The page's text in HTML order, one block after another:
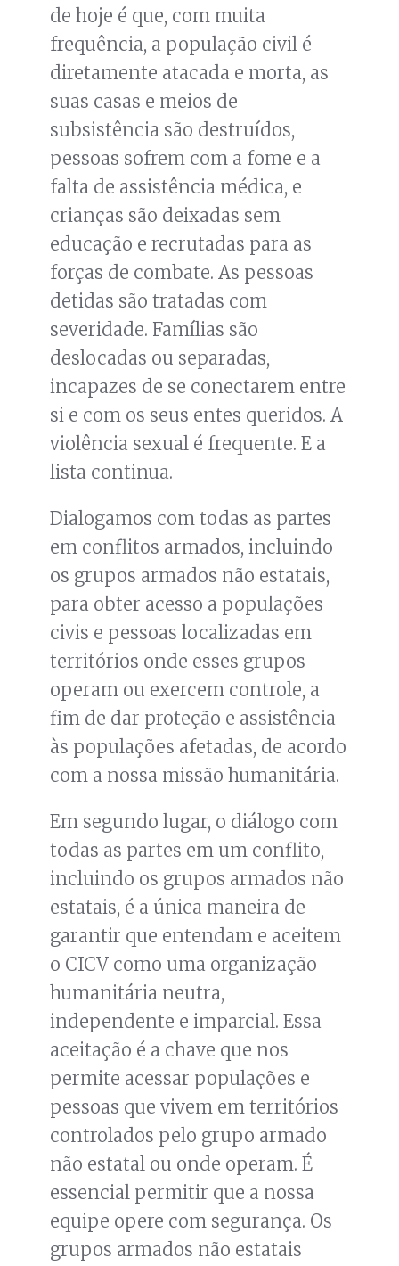
de hoje é que, com muita
frequência, a população civil é
diretamente atacada e morta, as
suas casas e meios de
subsistência são destruídos,
pessoas sofrem com a fome e a
falta de assistência médica, e
crianças são deixadas sem
educação e recrutadas para as
forças de combate. As pessoas
detidas são tratadas com
severidade. Famílias são
deslocadas ou separadas,
incapazes de se conectarem entre
si e com os seus entes queridos. A
violência sexual é frequente. E a
lista continua.
Dialogamos com todas as partes
em conflitos armados, incluindo
os grupos armados não estatais,
para obter acesso a populações
civis e pessoas localizadas em
territórios onde esses grupos
operam ou exercem controle, a
fim de dar proteção e assistência
às populações afetadas, de acordo
com a nossa missão humanitária.
Em segundo lugar, o diálogo com
todas as partes em um conflito,
incluindo os grupos armados não
estatais, é a única maneira de
garantir que entendam e aceitem
o CICV como uma organização
humanitária neutra,
independente e imparcial. Essa
aceitação é a chave que nos
permite acessar populações e
pessoas que vivem em territórios
controlados pelo grupo armado
não estatal ou onde operam. É
essencial permitir que a nossa
equipe opere com segurança. Os
grupos armados não estatais